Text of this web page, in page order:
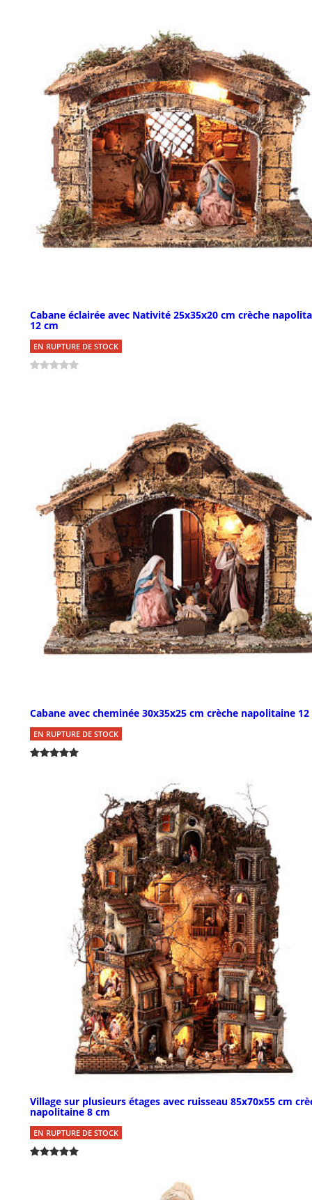
Cabane éclairée avec Nativité 25x35x20 cm crèche
12 cm
EN RUPTURE DE STOCK
Cabane avec cheminée 30x35x25 cm crèche napolitaine
EN RUPTURE DE STOCK
Village sur plusieurs étages avec ruisseau 85x70x55 cm
napolitaine 8 cm
EN RUPTURE DE STOCK